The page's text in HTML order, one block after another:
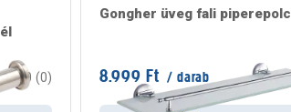
0 (0)
Gongher üveg fali piperepolc
8.999 Ft / darab